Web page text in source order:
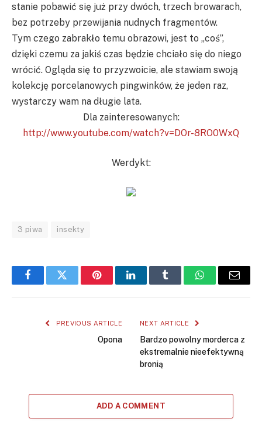
stanie pobawić się już przy dwóch, trzech browarach,
bez potrzeby przewijania nudnych fragmentów.
Tym czego zabrakło temu obrazowi, jest to „coś”,
dzięki czemu za jakiś czas będzie chciało się do niego
wrócić. Ogląda się to przyzwoicie, ale stawiam swoją
kolekcję porcelanowych pingwinków, że jeden raz,
wystarczy wam na długie lata.
Dla zainteresowanych:
http://www.youtube.com/watch?v=DOr-8RO0WxQ
Werdykt:
3 piwa insekty
FacebookTwitter PinterestLinkedInTumblr WhatsAppEmail
PREVIOUS ARTICLE
Opona
NEXT ARTICLE
Bardzo powolny morderca z
ekstremalnie nieefektywną
bronią
ADD A COMMENT